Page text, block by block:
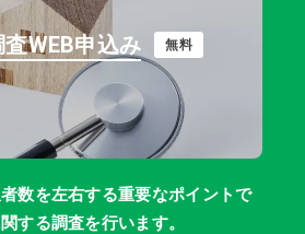
WEB申込み 無料
数を左右する重要なポイントで
する調査を行います。